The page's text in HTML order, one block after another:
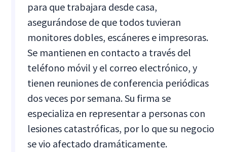
para que trabajara desde casa,
asegurándose de que todos tuvieran
monitores dobles, escáneres e impresoras.
Se mantienen en contacto a través del
teléfono móvil y el correo electrónico, y
tienen reuniones de conferencia periódicas
dos veces por semana. Su firma se
especializa en representar a personas con
lesiones catastróficas, por lo que su negocio
se vio afectado dramáticamente.